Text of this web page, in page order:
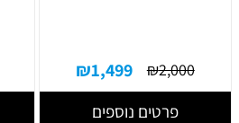
₪2,000
₪1,499
פרטים נוספים